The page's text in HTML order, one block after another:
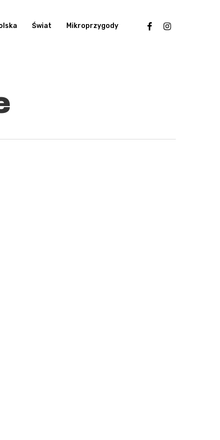
Świat Mikroprzygody facebookinstagram